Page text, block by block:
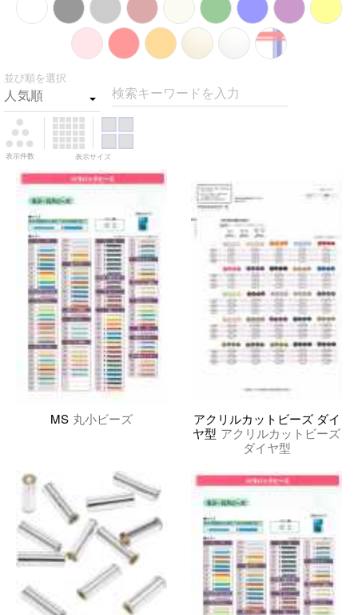
並び順を選択
検索キーワードを入力
表示件数 表示サイズ
MS 丸小ビーズ
アクリルカットビーズ ダイ
ヤ型 アクリルカットビーズ
ダイヤ型